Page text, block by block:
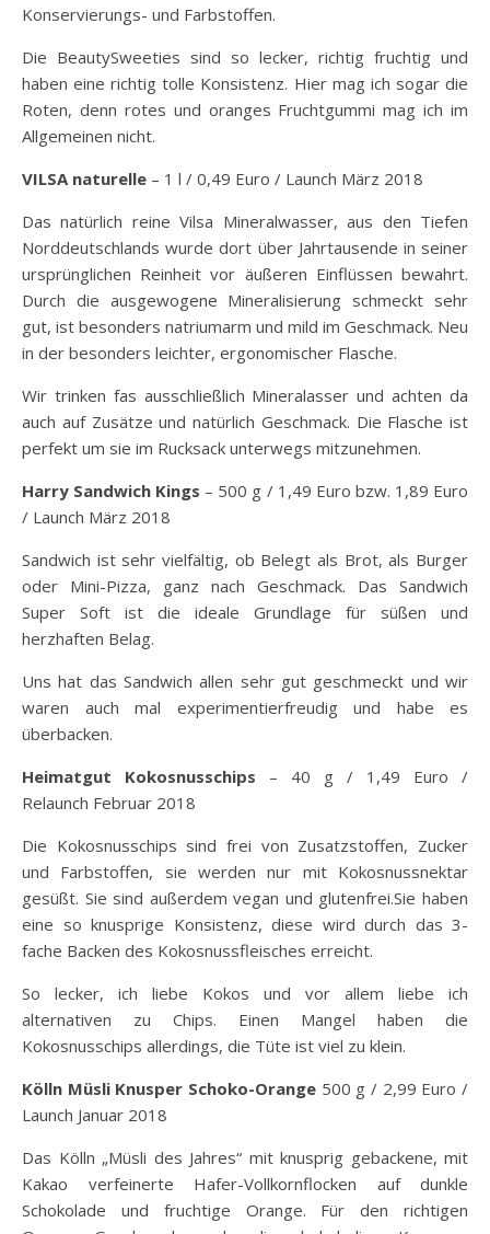
Konservierungs- und Farbstoffen.
Die BeautySweeties sind so lecker, richtig fruchtig und
haben eine richtig tolle Konsistenz. Hier mag ich sogar die
Roten, denn rotes und oranges Fruchtgummi mag ich im
Allgemeinen nicht.
VILSA naturelle – 1 l / 0,49 Euro / Launch März 2018
Das natürlich reine Vilsa Mineralwasser, aus den Tiefen
Norddeutschlands wurde dort über Jahrtausende in seiner
ursprünglichen Reinheit vor äußeren Einflüssen bewahrt.
Durch die ausgewogene Mineralisierung schmeckt sehr
gut, ist besonders natriumarm und mild im Geschmack. Neu
in der besonders leichter, ergonomischer Flasche.
Wir trinken fas ausschließlich Mineralasser und achten da
auch auf Zusätze und natürlich Geschmack. Die Flasche ist
perfekt um sie im Rucksack unterwegs mitzunehmen.
Harry Sandwich Kings – 500 g / 1,49 Euro bzw. 1,89 Euro
/ Launch März 2018
Sandwich ist sehr vielfältig, ob Belegt als Brot, als Burger
oder Mini-Pizza, ganz nach Geschmack. Das Sandwich
Super Soft ist die ideale Grundlage für süßen und
herzhaften Belag.
Uns hat das Sandwich allen sehr gut geschmeckt und wir
waren auch mal experimentierfreudig und habe es
überbacken.
Heimatgut Kokosnusschips – 40 g / 1,49 Euro /
Relaunch Februar 2018
Die Kokosnusschips sind frei von Zusatzstoffen, Zucker
und Farbstoffen, sie werden nur mit Kokosnussnektar
gesüßt. Sie sind außerdem vegan und glutenfrei.Sie haben
eine so knusprige Konsistenz, diese wird durch das 3-
fache Backen des Kokosnussfleisches erreicht.
So lecker, ich liebe Kokos und vor allem liebe ich
alternativen zu Chips. Einen Mangel haben die
Kokosnusschips allerdings, die Tüte ist viel zu klein.
Kölln Müsli Knusper Schoko-Orange 500 g / 2,99 Euro /
Launch Januar 2018
Das Kölln „Müsli des Jahres“ mit knusprig gebackene, mit
Kakao verfeinerte Hafer-Vollkornflocken auf dunkle
Schokolade und fruchtige Orange. Für den richtigen